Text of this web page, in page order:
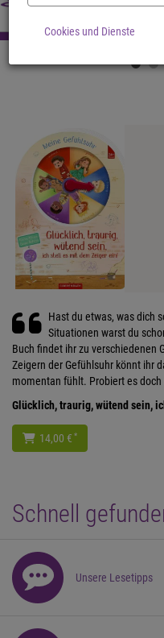
Cookies und Dienste
Hast du etwas, was dich
Situationen warst du
Buch findet ihr zu verschiedenen
Zeigern der Gefühlsuhr könnt ihr
momentan fühlt. Probiert es
Glücklich, traurig, wütend sein,
14,00 € *
Schnell
Unsere Lesetipps